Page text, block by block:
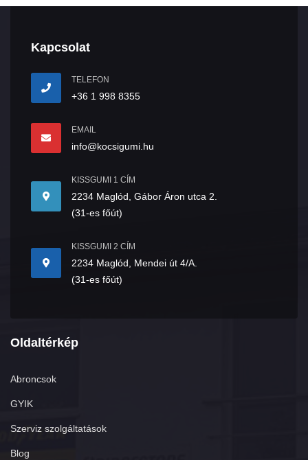
Kapcsolat
TELEFON
+36 1 998 8355
EMAIL
info@kocsigumi.hu
KISSGUMI 1 CÍM
2234 Maglód, Gábor Áron utca 2.
(31-es főút)
KISSGUMI 2 CÍM
2234 Maglód, Mendei út 4/A.
(31-es főút)
Oldaltérkép
Abroncsok
GYIK
Szerviz szolgáltatások
Blog